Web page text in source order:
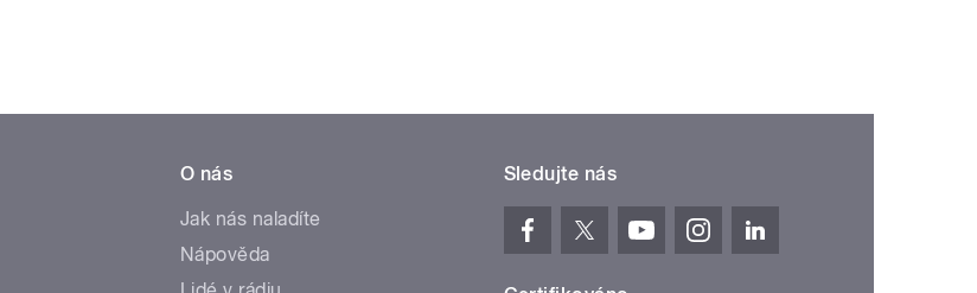
O nás
Jak nás naladíte
Nápověda
Sledujte nás